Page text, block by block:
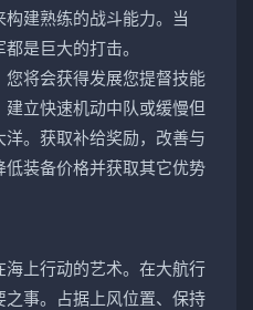
建熟练的战斗能力。当
是巨大的打击。
将会获得发展您提督技能
立快速机动中队或缓慢但
。获取补给奖励，改善与
装备价格并获取其它优势
上行动的艺术。在大航行
之事。占据上风位置、保持